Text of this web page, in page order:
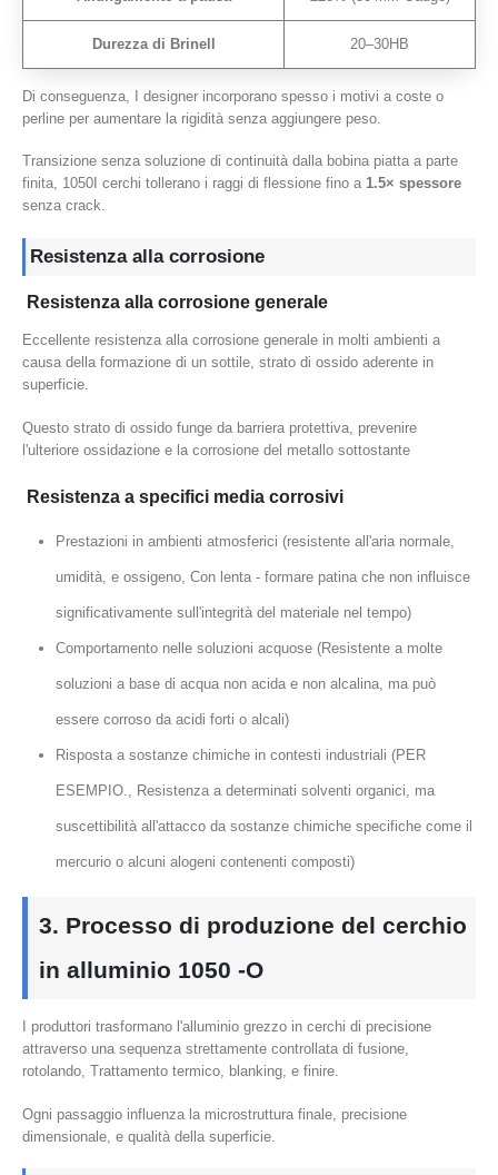
Durezza di Brinell 20–30HB
Di conseguenza, I designer incorporano spesso i motivi a coste o
perline per aumentare la rigidità senza aggiungere peso.
Transizione senza soluzione di continuità dalla bobina piatta a parte
finita, 1050I cerchi tollerano i raggi di flessione fino a 1.5× spessore
senza crack.
Resistenza alla corrosione
Resistenza alla corrosione generale
Eccellente resistenza alla corrosione generale in molti ambienti a
causa della formazione di un sottile, strato di ossido aderente in
superficie.
Questo strato di ossido funge da barriera protettiva, prevenire
l'ulteriore ossidazione e la corrosione del metallo sottostante
Resistenza a specifici media corrosivi
Prestazioni in ambienti atmosferici (resistente all'aria normale,
umidità, e ossigeno, Con lenta - formare patina che non influisce
significativamente sull'integrità del materiale nel tempo)
Comportamento nelle soluzioni acquose (Resistente a molte
soluzioni a base di acqua non acida e non alcalina, ma può
essere corroso da acidi forti o alcali)
Risposta a sostanze chimiche in contesti industriali (PER
ESEMPIO., Resistenza a determinati solventi organici, ma
suscettibilità all'attacco da sostanze chimiche specifiche come il
mercurio o alcuni alogeni contenenti composti)
3. Processo di produzione del cerchio
in alluminio 1050 -O
I produttori trasformano l'alluminio grezzo in cerchi di precisione
attraverso una sequenza strettamente controllata di fusione,
rotolando, Trattamento termico, blanking, e finire.
Ogni passaggio influenza la microstruttura finale, precisione
dimensionale, e qualità della superficie.